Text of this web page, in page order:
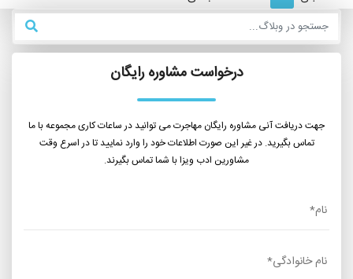
درخواست مشاوره رایگان
جهت دریافت آنی مشاوره رایگان مهاجرت می توانید در ساعات کاری مجموعه با ما
تماس بگیرید. در غیر این صورت اطلاعات خود را وارد نمایید تا در اسرع وقت
مشاورین ادب ویزا با شما تماس بگیرند.